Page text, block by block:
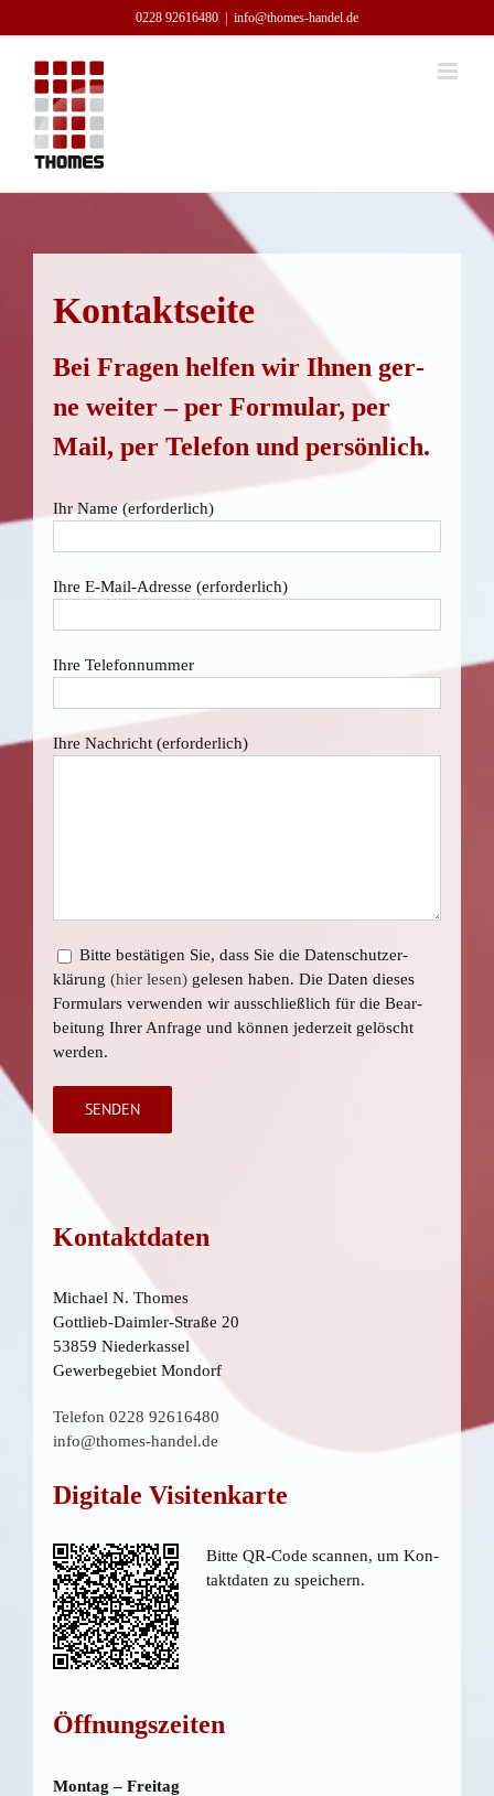
Inhalt
springen
0228 92­616480 info@thomes-handel.de
Kon­takt­sei­te
Bei Fra­gen hel­fen wir Ihnen ger­
ne wei­ter – per For­mu­lar, per
Mail, per Tele­fon und persönlich.
Ihr Name (erfor­der­lich)
Ihre E‑Mail-Adres­se (erfor­der­lich)
Ihre Telefonnummer
Ihre Nach­richt (erfor­der­lich)
Bit­te bestä­ti­gen Sie, dass Sie die Daten­schutz­er­
klä­rung (hier lesen)gele­sen haben. Die Daten die­ses
For­mu­lars ver­wen­den wir aus­schließ­lich für die Bear­
bei­tung Ihrer Anfra­ge und kön­nen jeder­zeit gelöscht
werden.
Kon­takt­da­ten
Micha­el N. Thomes
Gott­lieb-Daim­ler-Stra­ße 20
53859 Niederkassel
Gewer­be­ge­biet Mondorf
Tele­fon 0228 92616480
info@thomes-handel.de
Digi­ta­le Visitenkarte
Bit­te QR-Code scan­nen, um Kon­
takt­da­ten zu speichern.
Öff­nungs­zei­ten
Mon­tag – Freitag